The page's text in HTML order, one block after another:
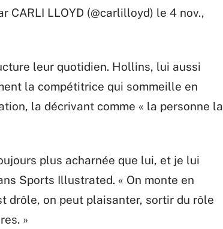
CARLI LLOYD (@carlilloyd) le 4 nov.,
leur quotidien. Hollins, lui aussi
la compétitrice qui sommeille en
la décrivant comme « la personne la
plus acharnée que lui, et je lui
Sports Illustrated. « On monte en
drôle, on peut plaisanter, sortir du rôle
»